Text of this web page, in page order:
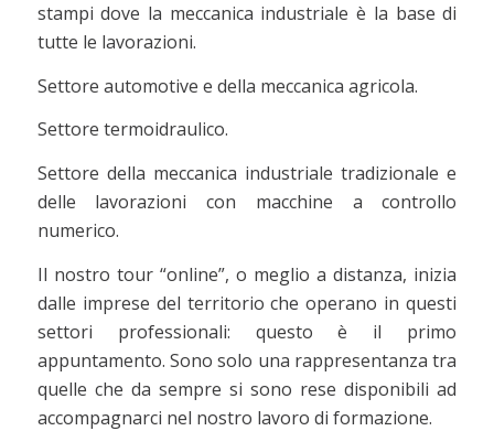
stampi dove la meccanica industriale è la base di
tutte le lavorazioni.
Settore automotive e della meccanica agricola.
Settore termoidraulico.
Settore della meccanica industriale tradizionale e
delle lavorazioni con macchine a controllo
numerico.
Il nostro tour “online”, o meglio a distanza, inizia
dalle imprese del territorio che operano in questi
settori professionali: questo è il primo
appuntamento. Sono solo una rappresentanza tra
quelle che da sempre si sono rese disponibili ad
accompagnarci nel nostro lavoro di formazione.